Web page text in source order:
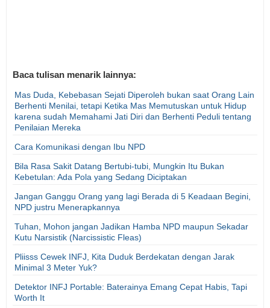
Baca tulisan menarik lainnya:
Mas Duda, Kebebasan Sejati Diperoleh bukan saat Orang Lain
Berhenti Menilai, tetapi Ketika Mas Memutuskan untuk Hidup
karena sudah Memahami Jati Diri dan Berhenti Peduli tentang
Penilaian Mereka
Cara Komunikasi dengan Ibu NPD
Bila Rasa Sakit Datang Bertubi-tubi, Mungkin Itu Bukan
Kebetulan: Ada Pola yang Sedang Diciptakan
Jangan Ganggu Orang yang lagi Berada di 5 Keadaan Begini,
NPD justru Menerapkannya
Tuhan, Mohon jangan Jadikan Hamba NPD maupun Sekadar
Kutu Narsistik (Narcissistic Fleas)
Pliisss Cewek INFJ, Kita Duduk Berdekatan dengan Jarak
Minimal 3 Meter Yuk?
Detektor INFJ Portable: Baterainya Emang Cepat Habis, Tapi
Worth It